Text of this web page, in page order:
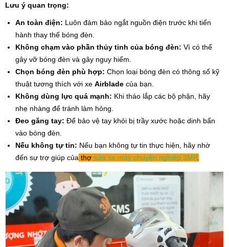
Lưu ý quan trọng:
An toàn điện: Luôn đảm bảo ngắt nguồn điện trước khi tiến
hành thay thế bóng đèn.
Không chạm vào phần thủy tinh của bóng đèn: Vì có thể
gây vỡ bóng đèn và gây nguy hiểm.
Chọn bóng đèn phù hợp: Chọn loại bóng đèn có thông số kỹ
thuật tương thích với xe Airblade của bạn.
Không dùng lực quá mạnh: Khi tháo lắp các bộ phận, hãy
nhẹ nhàng để tránh làm hỏng.
Đeo găng tay: Để bảo vệ tay khỏi bị trầy xước hoặc dinh bẩn
vào bóng đèn.
Nếu không tự tin: Nếu bạn không tự tin thực hiện, hãy nhờ
đến sự trợ giúp của thợ sửa xe máy chuyên nghiệp 3MP.